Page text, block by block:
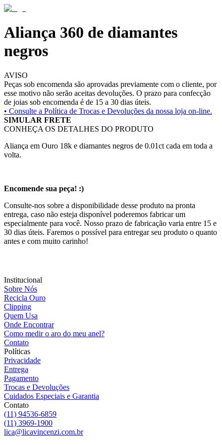
Aliança 360 de diamantes
negros
AVISO
Peças sob encomenda são aprovadas previamente com o cliente, por
esse motivo não serão aceitas devoluções. O prazo para confecção
de joias sob encomenda é de 15 a 30 dias úteis.
• Consulte a Política de Trocas e Devoluções da nossa loja on-line.
SIMULAR FRETE
CONHEÇA OS DETALHES DO PRODUTO
Aliança em Ouro 18k e diamantes negros de 0.01ct cada em toda a
volta.
Encomende sua peça! :)
Consulte-nos sobre a disponibilidade desse produto na pronta
entrega, caso não esteja disponível poderemos fabricar um
especialmente para você. Nosso prazo de fabricação varia entre 15 e
30 dias úteis. Faremos o possível para entregar seu produto o quanto
antes e com muito carinho!
Institucional
Sobre Nós
Recicla Ouro
Clipping
Quem Usa
Onde Encontrar
Como medir o aro do meu anel?
Contato
Políticas
Privacidade
Entrega
Pagamento
Trocas e Devoluções
Cuidados Especiais e Garantia
Contato
(11) 94536-6859
(11) 3969-1900
lica@licavincenzi.com.br